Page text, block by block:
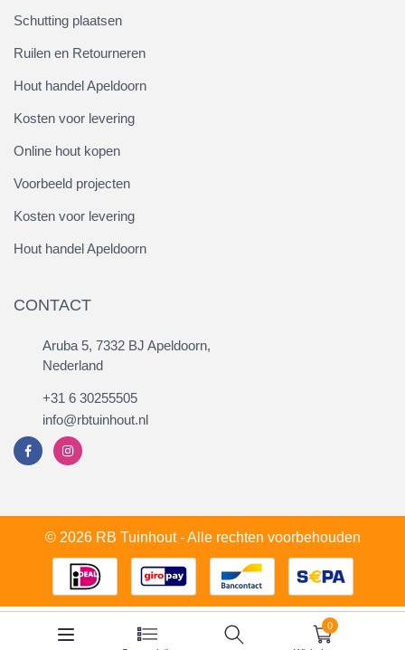
0
Schutting plaatsen
Ruilen en Retourneren
Hout handel Apeldoorn
Kosten voor levering
Online hout kopen
Voorbeeld projecten
Kosten voor levering
Hout handel Apeldoorn
CONTACT
Aruba 5, 7332 BJ Apeldoorn,
Nederland
+31 6 30255505
info@rbtuinhout.nl
© 2026 RB Tuinhout - Alle rechten voorbehouden